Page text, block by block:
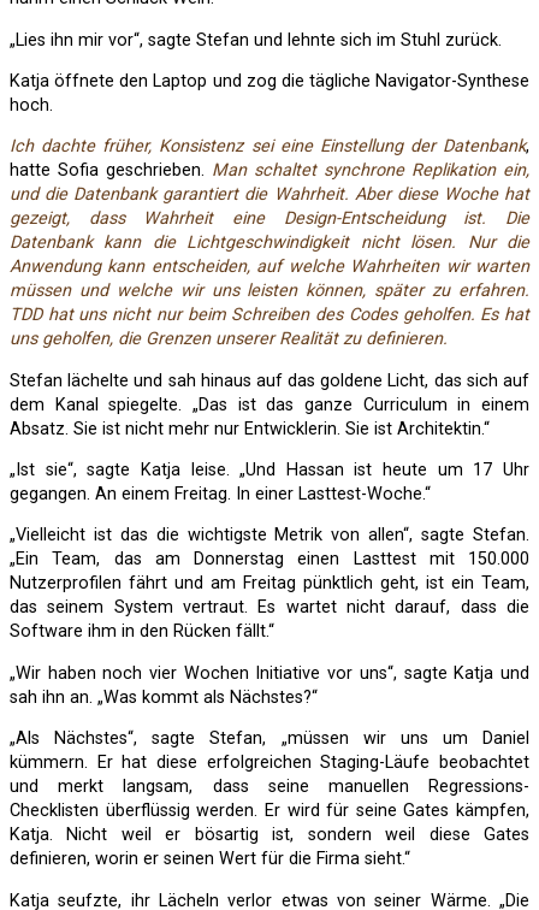
„Lies ihn mir vor“, sagte Stefan und lehnte sich im Stuhl zurück.
Katja öffnete den Laptop und zog die tägliche Navigator-Synthese
hoch.
Ich dachte früher, Konsistenz sei eine Einstellung der Datenbank,
hatte Sofia geschrieben. Man schaltet synchrone Replikation ein,
und die Datenbank garantiert die Wahrheit. Aber diese Woche hat
gezeigt, dass Wahrheit eine Design-Entscheidung ist. Die
Datenbank kann die Lichtgeschwindigkeit nicht lösen. Nur die
Anwendung kann entscheiden, auf welche Wahrheiten wir warten
müssen und welche wir uns leisten können, später zu erfahren.
TDD hat uns nicht nur beim Schreiben des Codes geholfen. Es hat
uns geholfen, die Grenzen unserer Realität zu definieren.
Stefan lächelte und sah hinaus auf das goldene Licht, das sich auf
dem Kanal spiegelte. „Das ist das ganze Curriculum in einem
Absatz. Sie ist nicht mehr nur Entwicklerin. Sie ist Architektin.“
„Ist sie“, sagte Katja leise. „Und Hassan ist heute um 17 Uhr
gegangen. An einem Freitag. In einer Lasttest-Woche.“
„Vielleicht ist das die wichtigste Metrik von allen“, sagte Stefan.
„Ein Team, das am Donnerstag einen Lasttest mit 150.000
Nutzerprofilen fährt und am Freitag pünktlich geht, ist ein Team,
das seinem System vertraut. Es wartet nicht darauf, dass die
Software ihm in den Rücken fällt.“
„Wir haben noch vier Wochen Initiative vor uns“, sagte Katja und
sah ihn an. „Was kommt als Nächstes?“
„Als Nächstes“, sagte Stefan, „müssen wir uns um Daniel
kümmern. Er hat diese erfolgreichen Staging-Läufe beobachtet
und merkt langsam, dass seine manuellen Regressions-
Checklisten überflüssig werden. Er wird für seine Gates kämpfen,
Katja. Nicht weil er bösartig ist, sondern weil diese Gates
definieren, worin er seinen Wert für die Firma sieht.“
Katja seufzte, ihr Lächeln verlor etwas von seiner Wärme. „Die